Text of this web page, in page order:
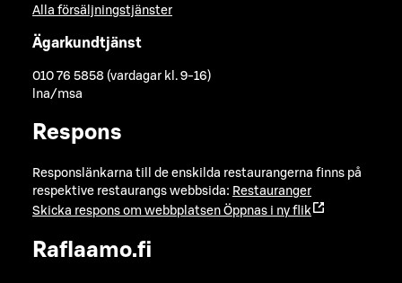
Alla försäljningstjänster
Ägarkundtjänst
010 76 5858 (vardagar kl. 9-16)
lna/msa
Respons
Responslänkarna till de enskilda restaurangerna finns på
respektive restaurangs webbsida: Restauranger
Skicka respons om webbplatsen Öppnas i ny flik
Raflaamo.fi